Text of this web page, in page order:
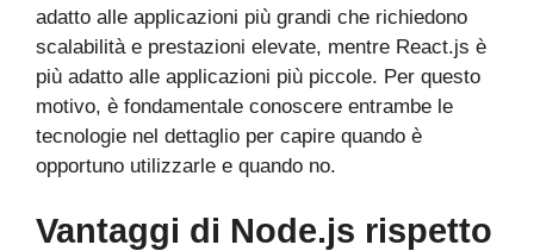
adatto alle applicazioni più grandi che richiedono
scalabilità e prestazioni elevate, mentre React.js è
più adatto alle applicazioni più piccole. Per questo
motivo, è fondamentale conoscere entrambe le
tecnologie nel dettaglio per capire quando è
opportuno utilizzarle e quando no.
Vantaggi di Node.js rispetto